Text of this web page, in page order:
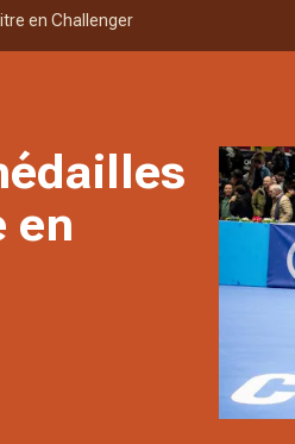
en Challenger
en